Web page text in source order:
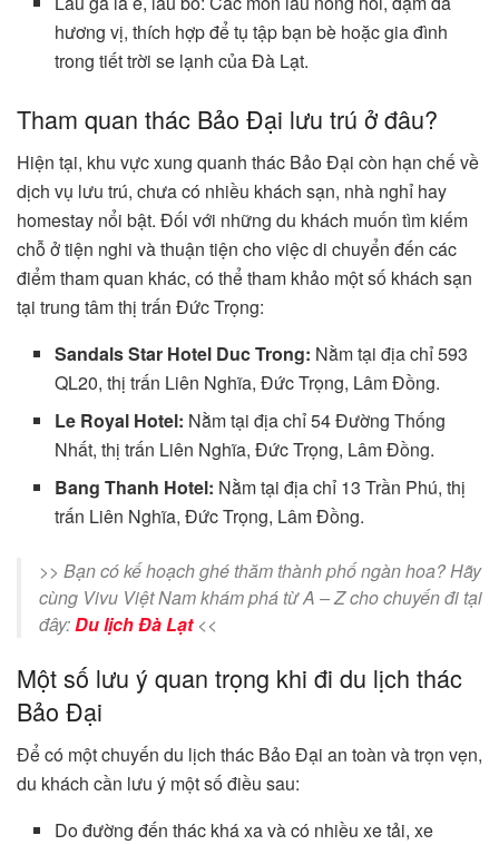
hương vị, thích hợp để tụ tập bạn bè hoặc gia đình
trong tiết trời se lạnh của Đà Lạt.
Tham quan thác Bảo Đại lưu trú ở đâu?
Hiện tại, khu vực xung quanh thác Bảo Đại còn hạn chế về
dịch vụ lưu trú, chưa có nhiều khách sạn, nhà nghỉ hay
homestay nổi bật. Đối với những du khách muốn tìm kiếm
chỗ ở tiện nghi và thuận tiện cho việc di chuyển đến các
điểm tham quan khác, có thể tham khảo một số khách sạn
tại trung tâm thị trấn Đức Trọng:
Sandals Star Hotel Duc Trong: Nằm tại địa chỉ 593
QL20, thị trấn Liên Nghĩa, Đức Trọng, Lâm Đồng.
Le Royal Hotel: Nằm tại địa chỉ 54 Đường Thống
Nhất, thị trấn Liên Nghĩa, Đức Trọng, Lâm Đồng.
Bang Thanh Hotel: Nằm tại địa chỉ 13 Trần Phú, thị
trấn Liên Nghĩa, Đức Trọng, Lâm Đồng.
>> Bạn có kế hoạch ghé thăm thành phố ngàn hoa? Hãy
cùng Vivu Việt Nam khám phá từ A – Z cho chuyến đi tại
đây:Du lịch Đà Lạt<<
Một số lưu ý quan trọng khi đi du lịch thác
Bảo Đại
Để có một chuyến du lịch thác Bảo Đại an toàn và trọn vẹn,
du khách cần lưu ý một số điều sau:
Do đường đến thác khá xa và có nhiều xe tải, xe